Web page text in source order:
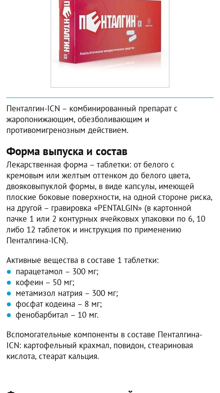
Пенталгин-ICN – комбинированный препарат с
жаропонижающим, обезболивающим и
противомигренозным действием.
Форма выпуска и состав
Лекарственная форма – таблетки: от белого с
кремовым или желтым оттенком до белого цвета,
двояковыпуклой формы, в виде капсулы, имеющей
плоские боковые поверхности, на одной стороне риска,
на другой – гравировка «PENTALGIN» (в картонной
пачке 1 или 2 контурных ячейковых упаковки по 6, 10
либо 12 таблеток и инструкция по применению
Пенталгина-ICN).
Активные вещества в составе 1 таблетки:
парацетамол – 300 мг;
кофеин – 50 мг;
метамизол натрия – 300 мг;
фосфат кодеина – 8 мг;
фенобарбитал – 10 мг.
Вспомогательные компоненты в составе Пенталгина-
ICN: картофельный крахмал, повидон, стеариновая
кислота, стеарат кальция.